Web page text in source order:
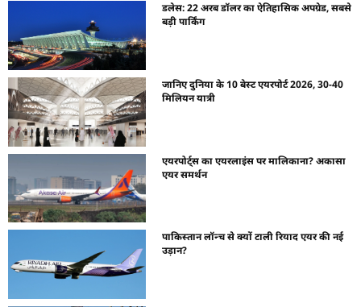
डलेस: 22 अरब डॉलर का ऐतिहासिक अपग्रेड, सबसे
बड़ी पार्किंग
जानिए दुनिया के 10 बेस्ट एयरपोर्ट 2026, 30-40
मिलियन यात्री
एयरपोर्ट्स का एयरलाइंस पर मालिकाना? अकासा
एयर समर्थन
पाकिस्तान लॉन्च से क्यों टाली रियाद एयर की नई
उड़ान?